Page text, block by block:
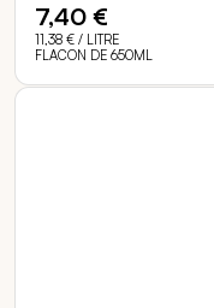
7,40 €
11,38 € / LITRE
FLACON DE 650ML